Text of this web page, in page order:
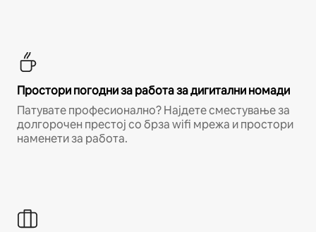
Простори погодни за работа за дигитални номади
Патувате професионално? Најдете сместување за
долгорочен престој со брза wifi мрежа и простори
наменети за работа.